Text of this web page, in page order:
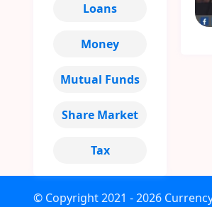
Loans
Money
Mutual Funds
Share Market
Tax
© Copyright2021 - 2026